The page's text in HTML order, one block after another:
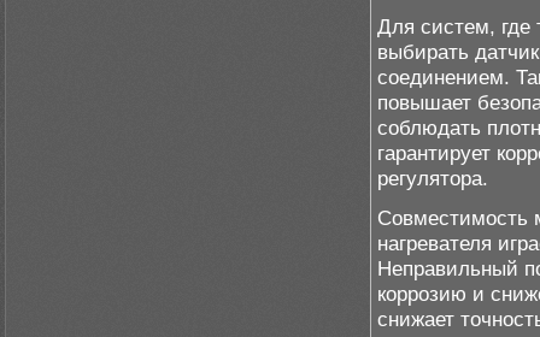
Для систем, где
выбирать
соединением.
повышает
соблюдать
гарантирует
регулятора.
Совместимость
нагревателя
Неправильный
коррозию и
снижает